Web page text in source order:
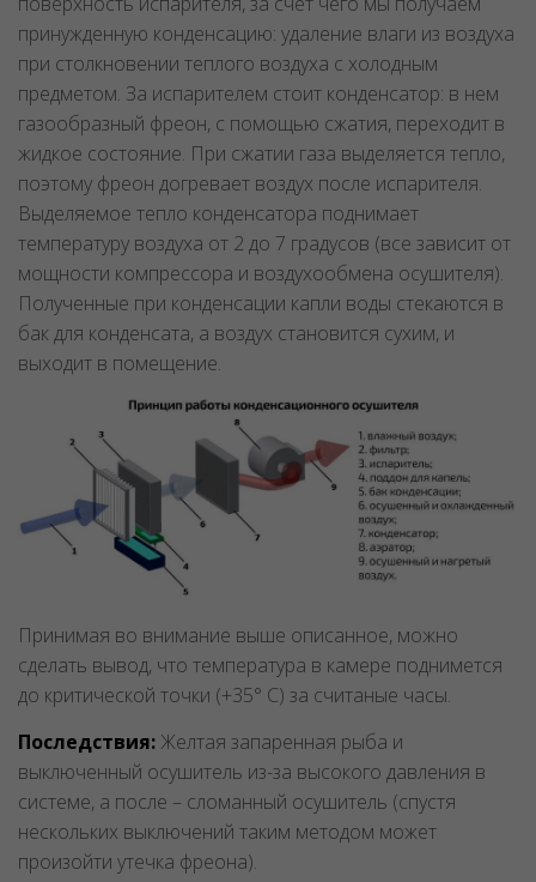
принужденную конденсацию: удаление влаги из воздуха
при столкновении теплого воздуха с холодным
предметом. За испарителем стоит конденсатор: в нем
газообразный фреон, с помощью сжатия, переходит в
жидкое состояние. При сжатии газа выделяется тепло,
поэтому фреон догревает воздух после испарителя.
Выделяемое тепло конденсатора поднимает
температуру воздуха от 2 до 7 градусов (все зависит от
мощности компрессора и воздухообмена осушителя).
Полученные при конденсации капли воды стекаются в
бак для конденсата, а воздух становится сухим, и
выходит в помещение.
Принимая во внимание выше описанное, можно
сделать вывод, что температура в камере поднимется
до критической точки (+35° C) за считаные часы.
Последствия: Желтая запаренная рыба и
выключенный осушитель из-за высокого давления в
системе, а после – сломанный осушитель (спустя
нескольких выключений таким методом может
произойти утечка фреона).